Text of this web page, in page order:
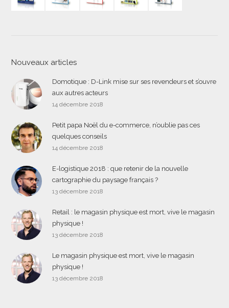
Nouveaux articles
Domotique : D-Link mise sur ses revendeurs et s’ouvre
aux autres acteurs
14 décembre 2018
Petit papa Noël du e-commerce, n’oublie pas ces
quelques conseils
14 décembre 2018
E-logistique 2018 : que retenir de la nouvelle
cartographie du paysage français ?
13 décembre 2018
Retail : le magasin physique est mort, vive le magasin
physique !
13 décembre 2018
Le magasin physique est mort, vive le magasin
physique !
13 décembre 2018